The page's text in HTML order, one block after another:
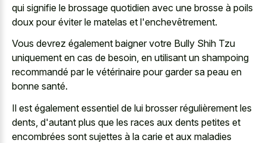
qui signifie le brossage quotidien avec une brosse à poils
doux pour éviter le matelas et l'enchevêtrement.
Vous devrez également baigner votre Bully Shih Tzu
uniquement en cas de besoin, en utilisant un shampoing
recommandé par le vétérinaire pour garder sa peau en
bonne santé.
Il est également essentiel de lui brosser régulièrement les
dents, d'autant plus que les races aux dents petites et
encombrées sont sujettes à la carie et aux maladies